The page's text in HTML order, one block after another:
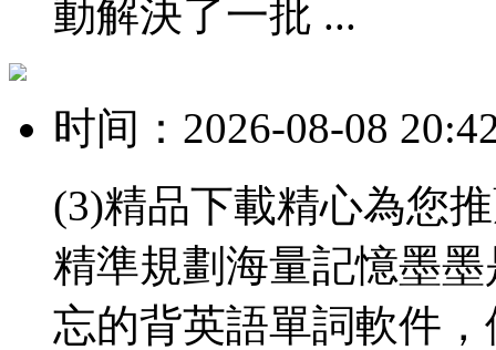
動解決了一批 ...
时间：2026-08-08
(3)精品下載精心為您
精準規劃海量記憶墨
忘的背英語單詞軟件